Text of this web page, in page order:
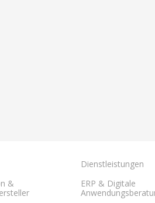
&
Dienstleistungen
ERP & Digitale